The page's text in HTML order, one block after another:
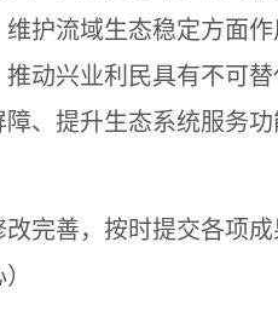
护流域生态稳定方面
动兴业利民具有不可
、提升生态系统服务
完善，按时提交各项